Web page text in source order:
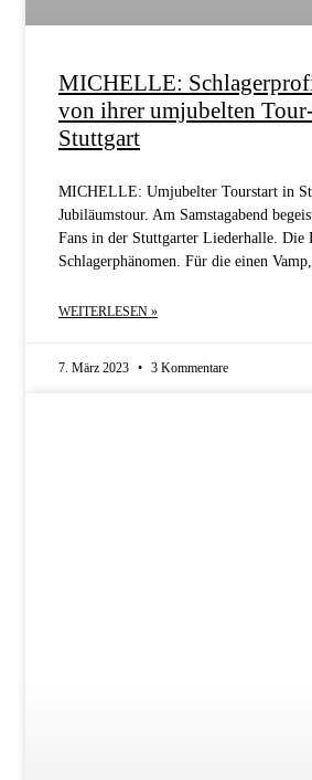
MICHELLE:
von ihrer umjubelten
Stuttgart
MICHELLE: Umjubelter Tourstart in
Jubiläumstour. Am Samstagabend
Fans in der Stuttgarter Liederhalle. Die
Schlagerphänomen. Für die einen Vamp,
WEITERLESEN »
7. März 2023 3 Kommentare